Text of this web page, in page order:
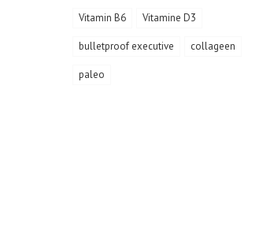
Vitamin B6 Vitamine D3
bulletproof executive collageen
paleo